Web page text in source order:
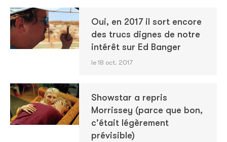
Oui, en 2017 il sort encore
des trucs dignes de notre
intérêt sur Ed Banger
le 18 oct. 2017
Showstar a repris
Morrissey (parce que bon,
c'était légèrement
prévisible)